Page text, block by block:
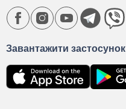
Завантажити застосунок